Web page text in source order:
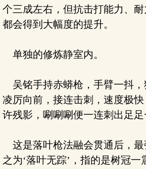
个三成左右，但抗击打能力、耐
都会得到大幅度的提升。
单独的修炼静室内。
吴铭手持赤蟒枪，手臂一抖，
凌厉向前，接连击刺，速度极
许残影，唰唰唰便一连刺出足足
这是落叶枪法融会贯通后，最
之为‘落叶无踪’，指的是树冠一